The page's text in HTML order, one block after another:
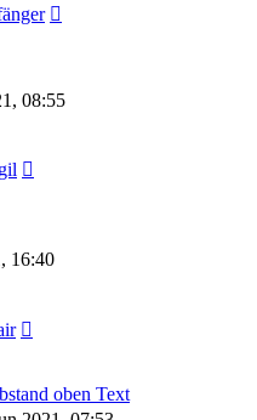
08:55
16:40
oben Text